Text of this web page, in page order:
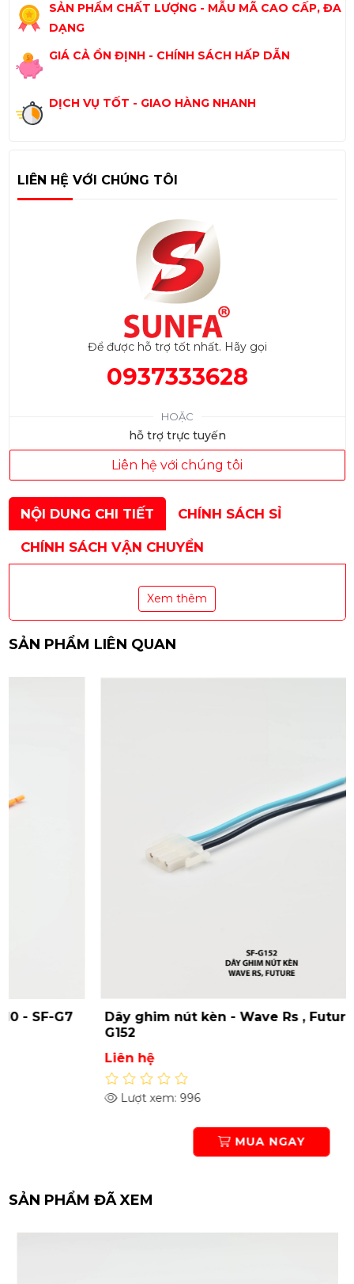
SẢN PHẨM CHẤT LƯỢNG - MẪU MÃ CAO CẤP, ĐA
DẠNG
GIÁ CẢ ỔN ĐỊNH - CHÍNH SÁCH HẤP DẪN
DỊCH VỤ TỐT - GIAO HÀNG NHANH
LIÊN HỆ VỚI CHÚNG TÔI
Để được hỗ trợ tốt nhất. Hãy gọi
0937333628
HOẶC
hỗ trợ trực tuyến
Liên hệ với chúng tôi
NỘI DUNG CHI TIẾT CHÍNH SÁCH SỈ
CHÍNH SÁCH VẬN CHUYỂN
Xem thêm
SẢN PHẨM LIÊN QUAN
Dây ghim nút kèn - Wave Rs , Future - SF-
Lượt xem: 996
MUA NGAY
SẢN PHẨM ĐÃ XEM